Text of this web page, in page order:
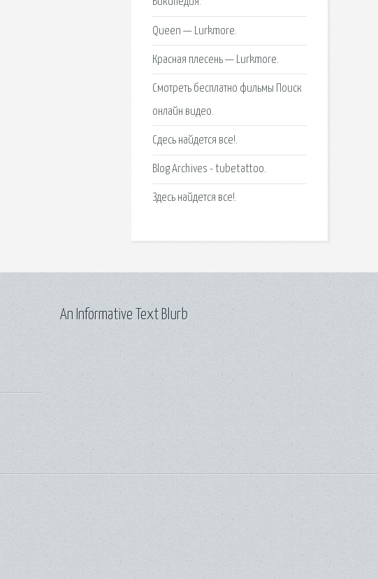
Queen — Lurkmore.
Красная плесень — Lurkmore.
Смотреть бесплатно фильмы Поиск
онлайн видео.
Сдесь найдется все!.
Blog Archives - tubetattoo.
Здесь найдется все!.
An Informative Text Blurb